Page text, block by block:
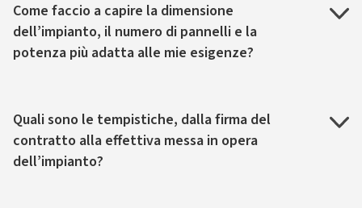
Come faccio a capire la dimensione
dell’impianto, il numero di pannelli e la
potenza più adatta alle mie esigenze?
Quali sono le tempistiche, dalla firma del
contratto alla effettiva messa in opera
dell’impianto?